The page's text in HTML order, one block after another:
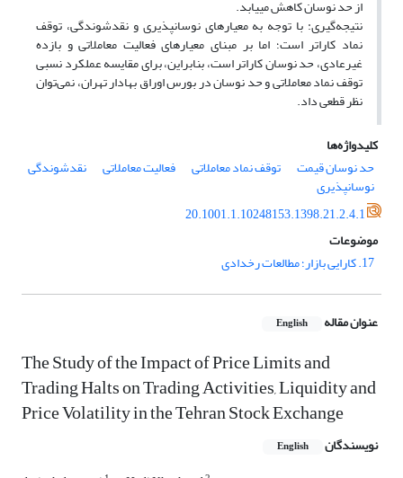
از حد نوسان کاهش‌ می‎یابد.
نتیجه‌گیری: با توجه به معیارهای نوسان‎پذیری و نقدشوندگی، توقف
نماد کاراتر است؛ اما بر مبنای معیارهای فعالیت معاملاتی و بازده
غیرعادی، حد نوسان کاراتر است، بنابراین، برای مقایسه عملکرد نسبی
توقف نماد معاملاتی و حد نوسان در بورس اوراق بهادار تهران، نمی‌توان
نظر قطعی داد.
کلیدواژه‌ها
حد نوسان قیمت
توقف نماد معاملاتی فعالیت معاملاتی نقدشوندگی
نوسان‎پذیری
20.1001.1.10248153.1398.21.2.4.1
موضوعات
17. کارایی بازار؛ مطالعات رخدادی
عنوان مقاله English
The Study of the Impact of Price Limits and
Trading Halts on Trading Activities, Liquidity and
Price Volatility in the Tehran Stock Exchange
نویسندگان English